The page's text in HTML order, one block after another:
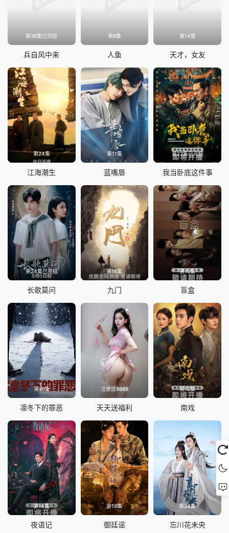
第36集已完结
兵自风中来
第8集
人鱼
第14集
天才，女友
第24集
江海潮生
第11集
蓝嘴唇
第23集已完结
我当卧底这件事
第24集已完结
长歌莫问
第16集
九门
第10集
盲盒
第16集
凛冬下的罪恶
注册送8888
天天送福利
第12集
南戏
第14集
夜语记
第19集
御廷谣
第24集
忘川花未央